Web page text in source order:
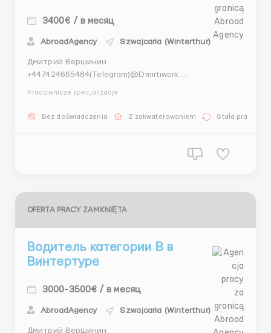
3400€ / в месяц
AbroadAgency Szwajcaria (Winterthur)
Дмитрий Вершинин
+447424665484(Telegram)@Dmirtiwork
Швейцария, Винтертур Вакансия подходит для
Pracownicze specjalizacje
Bez doświadczenia Z zakwaterowaniem Stała praca
OFERTA PRACY ZAMKNIĘTA
Водитель категории В в
Винтертуре
3000-3500€ / в месяц
AbroadAgency Szwajcaria (Winterthur)
Дмитрий Вершинин